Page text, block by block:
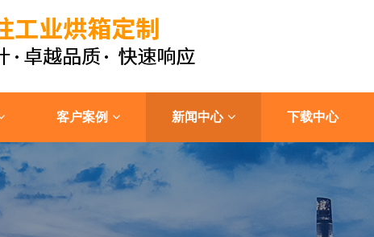
客户案例 新闻中心 下载中心